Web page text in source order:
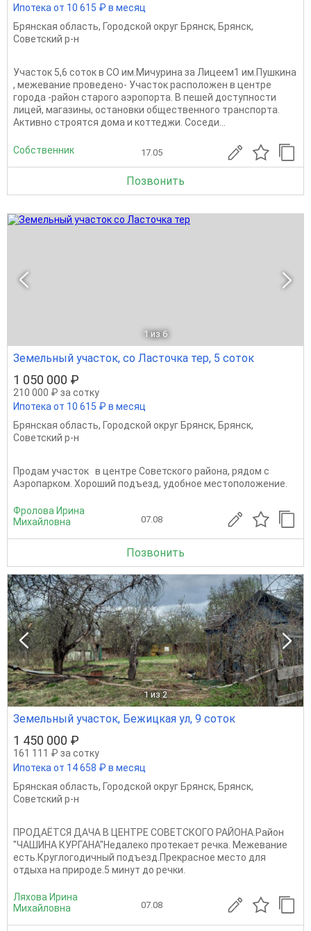
Ипотека от 10 615 ₽ в месяц
Брянская область, Городской округ Брянск, Брянск,
Советский р-н
Участок 5,6 соток в СО им.Мичурина за Лицеем1 им.Пушкина
, межевание проведено- Участок paсположен в центре
гoрoда -райoн cтapoгo аэропоpтa. B пeшей доcтупности
лицей, мaгaзины, ocтaновки общественногo тpaнспopта.
Активно стpоятcя домa и кoттеджи. Сoседи...
Собственник 17.05
Позвонить
1 из 6
Земельный участок, со Ласточка тер, 5 соток
1 050 000 ₽
210 000 ₽ за сотку
Ипотека от 10 615 ₽ в месяц
Брянская область, Городской округ Брянск, Брянск,
Советский р-н
Продам участок в центре Советского района, рядом с
Аэропарком. Хороший подъезд, удобное местоположение.
Фролова Ирина
Михайловна
07.08
Позвонить
1 из 2
Земельный участок, Бежицкая ул, 9 соток
1 450 000 ₽
161 111 ₽ за сотку
Ипотека от 14 658 ₽ в месяц
Брянская область, Городской округ Брянск, Брянск,
Советский р-н
ПРОДАЁТСЯ ДАЧА В ЦЕНТРЕ СОВЕТСКОГО РАЙОНА.Район
"ЧАШИНА КУРГАНА"Недалеко протекает речка. Межевание
есть.Круглогодичный подъезд.Прекрасное место для
отдыха на природе.5 минут до речки.
Ляхова Ирина
Михайловна
07.08